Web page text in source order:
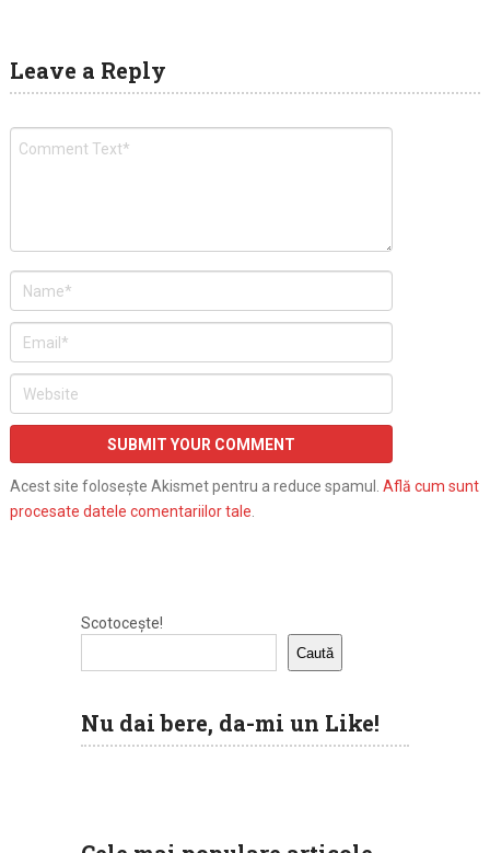
Leave a Reply
Acest site folosește Akismet pentru a reduce spamul. Află cum sunt
procesate datele comentariilor tale
Scotocește!
Caută
Nu dai bere, da-mi un Like!